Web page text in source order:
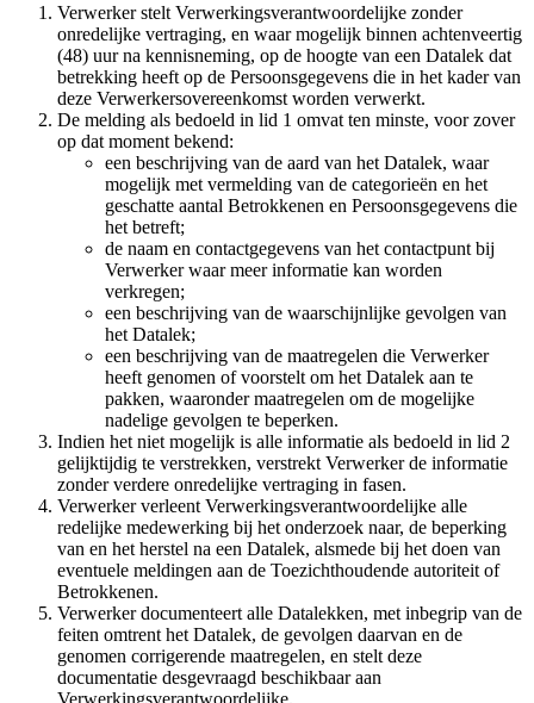
Verwerker stelt Verwerkingsverantwoordelijke zonder
onredelijke vertraging, en waar mogelijk binnen achtenveertig
(48) uur na kennisneming, op de hoogte van een Datalek dat
betrekking heeft op de Persoonsgegevens die in het kader van
deze Verwerkersovereenkomst worden verwerkt.
De melding als bedoeld in lid 1 omvat ten minste, voor zover
op dat moment bekend:
een beschrijving van de aard van het Datalek, waar
mogelijk met vermelding van de categorieën en het
geschatte aantal Betrokkenen en Persoonsgegevens die
het betreft;
de naam en contactgegevens van het contactpunt bij
Verwerker waar meer informatie kan worden
verkregen;
een beschrijving van de waarschijnlijke gevolgen van
het Datalek;
een beschrijving van de maatregelen die Verwerker
heeft genomen of voorstelt om het Datalek aan te
pakken, waaronder maatregelen om de mogelijke
nadelige gevolgen te beperken.
Indien het niet mogelijk is alle informatie als bedoeld in lid 2
gelijktijdig te verstrekken, verstrekt Verwerker de informatie
zonder verdere onredelijke vertraging in fasen.
Verwerker verleent Verwerkingsverantwoordelijke alle
redelijke medewerking bij het onderzoek naar, de beperking
van en het herstel na een Datalek, alsmede bij het doen van
eventuele meldingen aan de Toezichthoudende autoriteit of
Betrokkenen.
Verwerker documenteert alle Datalekken, met inbegrip van de
feiten omtrent het Datalek, de gevolgen daarvan en de
genomen corrigerende maatregelen, en stelt deze
documentatie desgevraagd beschikbaar aan
Verwerkingsverantwoordelijke.